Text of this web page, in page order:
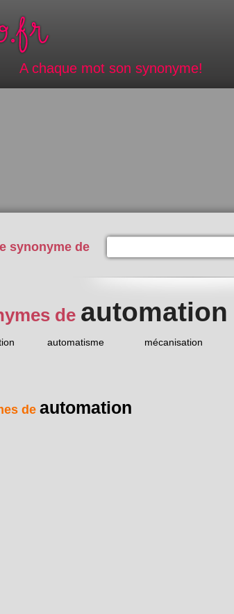
A chaque mot son synonyme!
synonyme de
de automation
automatisme mécanisation
de automation